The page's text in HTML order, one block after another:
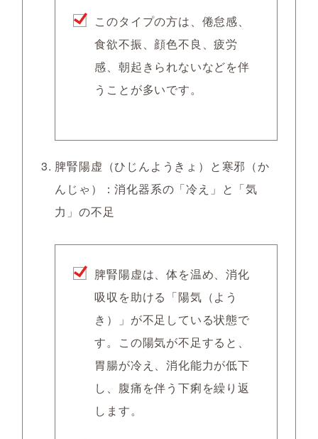
このタイプの方は、倦怠感、
食欲不振、顔色不良、疲労
感、朝起きられないなどを伴
うことが多いです。
脾腎陽虚（ひじんようきょ）と寒邪（か
んじゃ）：消化器系の「冷え」と「気
力」の不足
脾腎陽虚は、体を温め、消化
吸収を助ける「陽気（よう
き）」が不足している状態で
す。この陽気が不足すると、
胃腸が冷え、消化能力が低下
し、腹痛を伴う下痢を繰り返
します。